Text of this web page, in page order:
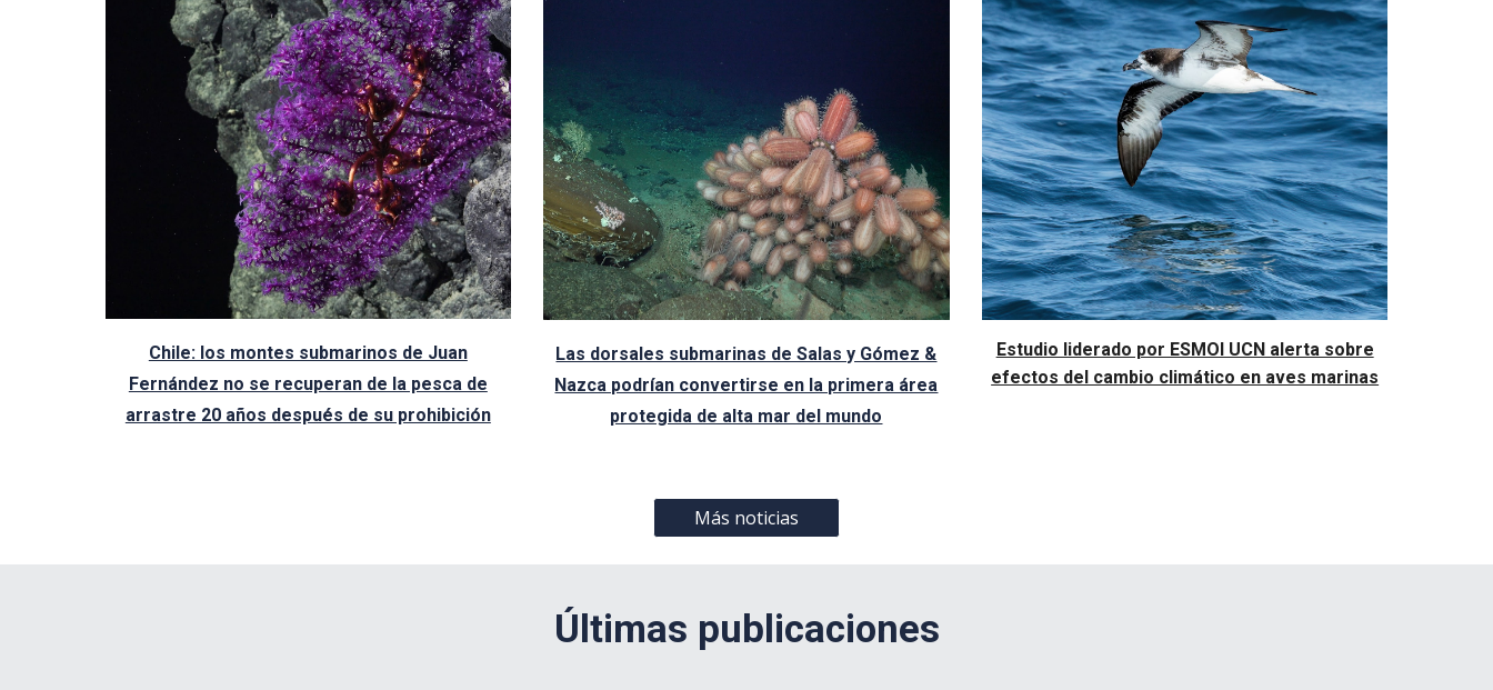
Chile: los montes submarinos de Juan
Fernández no se recuperan de la pesca de
arrastre 20 años después de su prohibición
Las dorsales submarinas de Salas y Gómez &
Nazca podrían convertirse en la primera área
protegida de alta mar del mundo
Estudio liderado por ESMOI UCN alerta sobre
efectos del cambio climático en aves marinas
Más noticias
Últimas publicaciones